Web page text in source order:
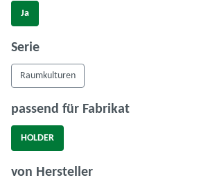
Ja
Serieauswählen
Raumkulturen
passend für Fabrikatauswählen
HOLDER
von Herstellerauswählen